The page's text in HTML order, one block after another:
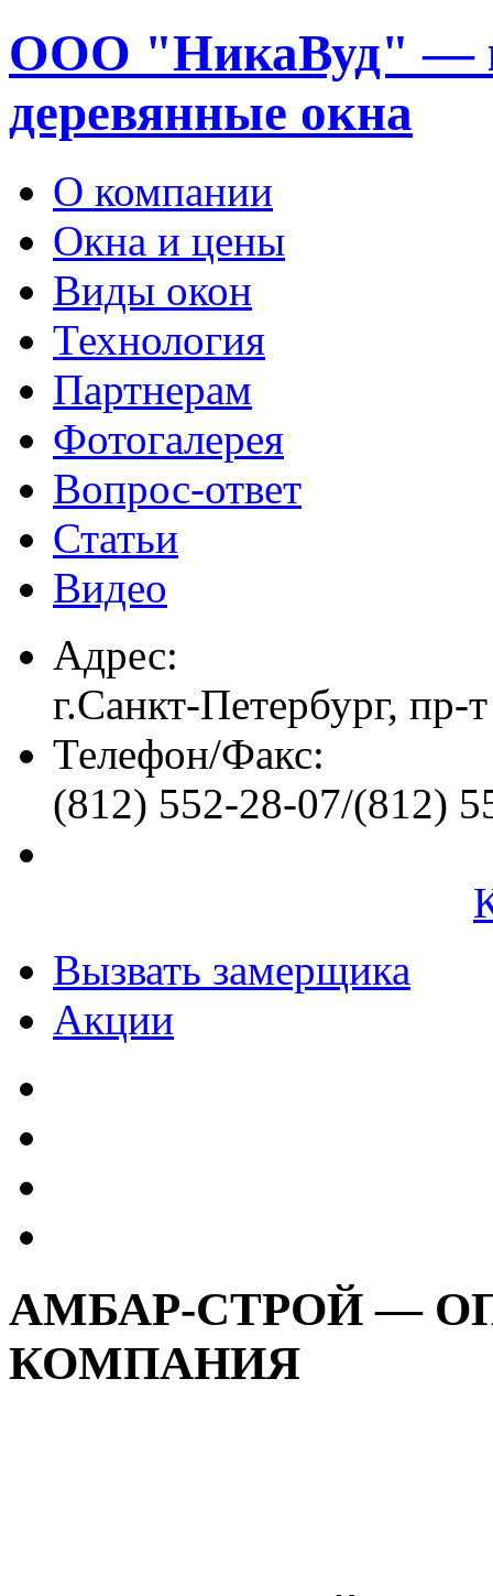
ООО "НикаВуд" —
деревянные окна
О компании
Окна и цены
Виды окон
Технология
Партнерам
Фотогалерея
Вопрос-ответ
Статьи
Видео
Адрес:
г.Санкт-Петербург, пр-
Телефон/Факс:
(812) 552-28-07/(812)
Вызвать замерщика
Акции
АМБАР-СТРОЙ —
КОМПАНИЯ